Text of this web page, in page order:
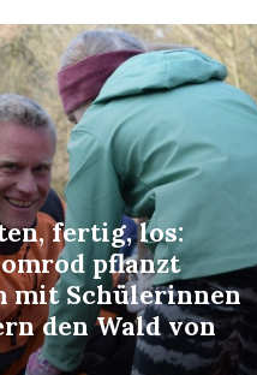
fertig, los:
pflanzt
mit Schülerinnen
den Wald von